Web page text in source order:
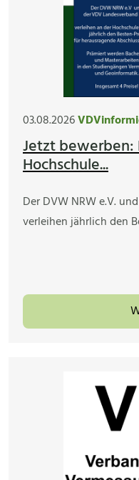
03.08.2026
Jetzt bewerben:
Hochschule...
Der DVW NRW e.V.
verleihen jährlich den